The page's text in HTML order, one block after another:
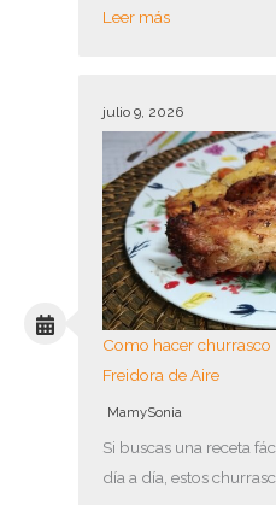
Leer más
julio 9, 2026
Como hacer
Freidora de Aire
MamySonia
Si buscas una receta
día a día, estos